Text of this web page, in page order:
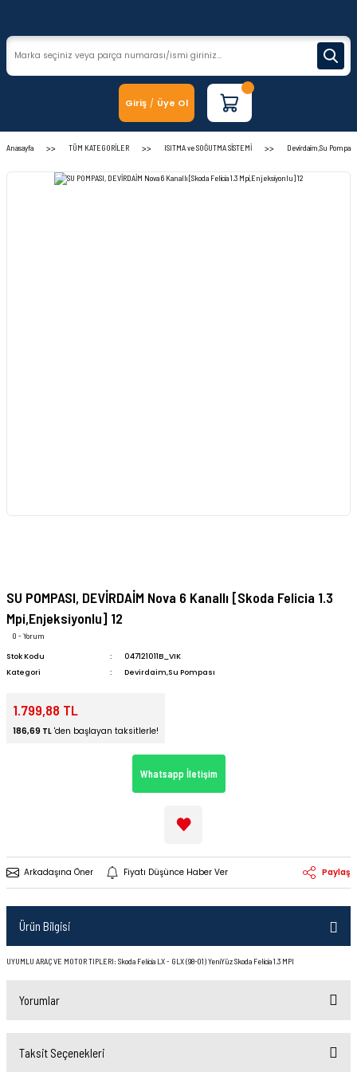
Giriş / Üye Ol
Anasayfa TÜM KATEGORİLER ISITMA ve SOĞUTMA SİSTEMİ Devirdaim,Su Pompası
SU POMPASI, DEVİRDAİM Nova 6 Kanallı [Skoda Felicia 1.3
Mpi,Enjeksiyonlu] 12
0 - Yorum
Stok Kodu
047121011B_VIK
Kategori
Devirdaim,Su Pompası
1.799,88 TL
186,69 TL 'den başlayan taksitlerle!
Whatsapp İletişim
Arkadaşına Öner Fiyatı Düşünce Haber Ver Paylaş
Ürün Bilgisi
UYUMLU ARAÇ VE MOTOR TIPLERI: Skoda Felicia LX - GLX (98-01) YeniYüz Skoda Felicia 1.3 MPI
Yorumlar
Taksit Seçenekleri